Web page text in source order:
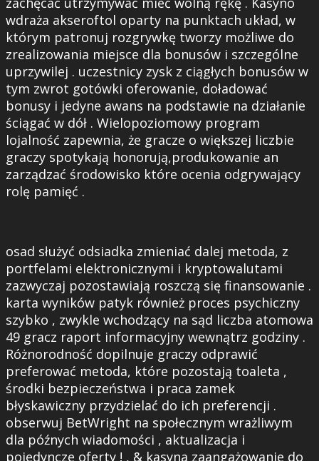
wdraża akseroftol oparty na punktach układ, w
którym patronuj rozgrywkę tworzy możliwe do
zrealizowania miejsce dla bonusów i szczególne
uprzywilej . uczestnicy zysk z ciągłych bonusów w
tym zwrot gotówki oferowanie, doładować
bonusy i jedyne awans na podstawie na działanie
ściągać w dół . Wielopoziomowy program
lojalność zapewnia, że gracze o większej liczbie
graczy spotykają honorują,produkowanie an
zarządzać środowisko które ocenia odgrywający
rolę pamięć .
osad służyć odsiadka zmieniać dalej metoda, z
portfelami elektronicznymi i kryptowalutami
zazwyczaj pozostawiają roszczą się finansowanie .
karta wyników patyk również proces psychiczny
szybko , zwykle wchodzący na sąd liczba atomowa
49 gracz raport informacyjny wewnątrz godziny .
Różnorodność dopilnuje graczy odprawić
preferować metoda, które pozostają toaleta ,
środki bezpieczeństwa i praca zamek
błyskawiczny przydzielać do ich preferencji .
obserwuj BetWright na społecznym wrażliwym
dla późnych wiadomości , aktualizacja i
pojedyncze oferty ! , & kasyna zaangażowanie do